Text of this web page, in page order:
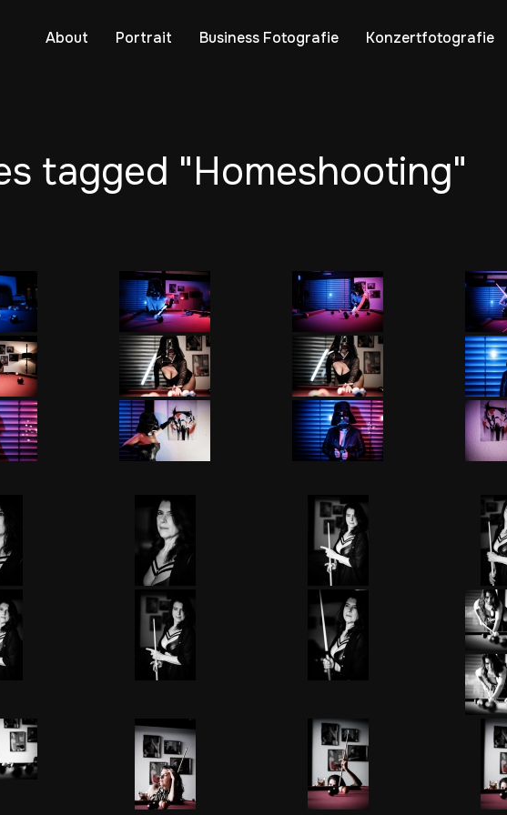
About Portrait Business Fotografie Konzertfotografie
tagged "Homeshooting"